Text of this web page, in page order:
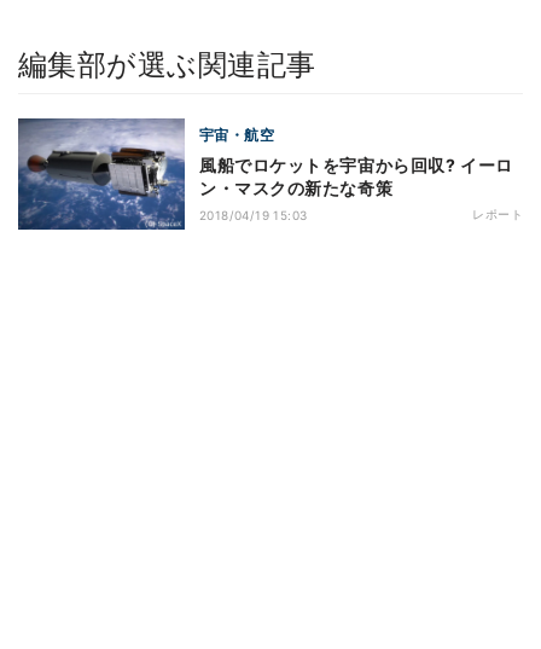
編集部が選ぶ関連記事
宇宙・航空
風船でロケットを宇宙から回収? イーロ
ン・マスクの新たな奇策
2018/04/19 15:03 レポート